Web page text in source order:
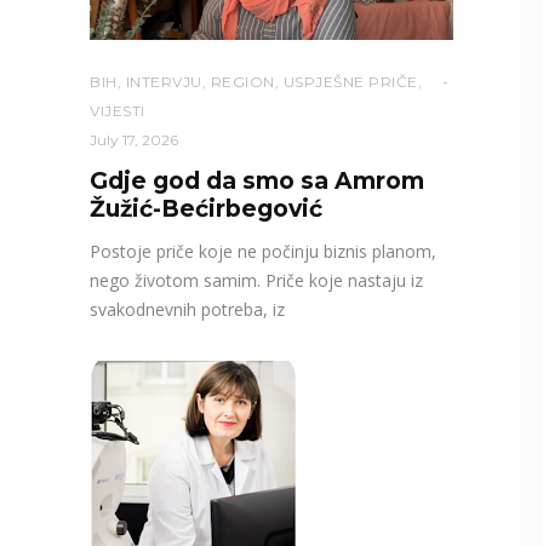
BIH , INTERVJU , REGION , USPJEŠNE PRIČE ,
VIJESTI
July 17, 2026
Gdje god da smo sa Amrom
Žužić-Bećirbegović
Postoje priče koje ne počinju biznis planom,
nego životom samim. Priče koje nastaju iz
svakodnevnih potreba, iz